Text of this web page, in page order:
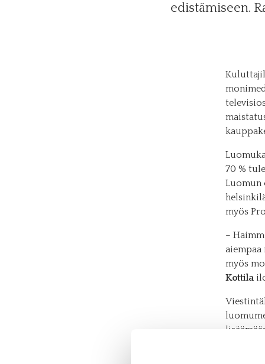
edistämiseen.
70 %
Luomun
myös
–
aiempaa
myös
Kottila